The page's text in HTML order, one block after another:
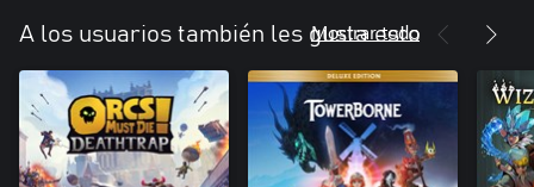
A los usuarios también les gusta esto
Mostrar todo